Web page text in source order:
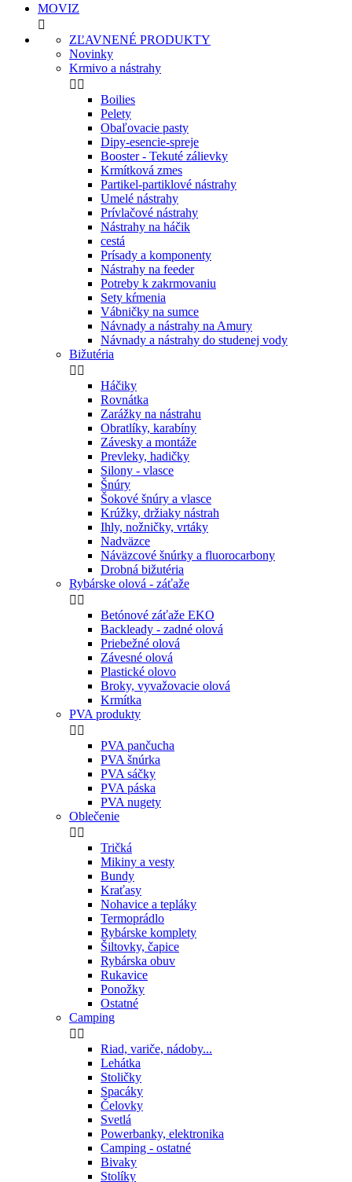
MOVIZ

ZĽAVNENÉ PRODUKTY
Novinky
Krmivo a nástrahy
 
Boilies
Pelety
Obaľovacie pasty
Dipy-esencie-spreje
Booster - Tekuté zálievky
Krmítková zmes
Partikel-partiklové nástrahy
Umelé nástrahy
Prívlačové nástrahy
Nástrahy na háčik
cestá
Prísady a komponenty
Nástrahy na feeder
Potreby k zakrmovaniu
Sety kŕmenia
Vábničky na sumce
Návnady a nástrahy na Amury
Návnady a nástrahy do studenej vody
Bižutéria
 
Háčiky
Rovnátka
Zarážky na nástrahu
Obratlíky, karabíny
Závesky a montáže
Prevleky, hadičky
Silony - vlasce
Šnúry
Šokové šnúry a vlasce
Krúžky, držiaky nástrah
Ihly, nožničky, vrtáky
Nadväzce
Náväzcové šnúrky a fluorocarbony
Drobná bižutéria
Rybárske olová - záťaže
 
Betónové záťaže EKO
Backleady - zadné olová
Priebežné olová
Závesné olová
Plastické olovo
Broky, vyvažovacie olová
Krmítka
PVA produkty
 
PVA pančucha
PVA šnúrka
PVA sáčky
PVA páska
PVA nugety
Oblečenie
 
Tričká
Mikiny a vesty
Bundy
Kraťasy
Nohavice a tepláky
Termoprádlo
Rybárske komplety
Šiltovky, čapice
Rybárska obuv
Rukavice
Ponožky
Ostatné
Camping
 
Riad, variče, nádoby...
Lehátka
Stoličky
Spacáky
Čelovky
Svetlá
Powerbanky, elektronika
Camping - ostatné
Bivaky
Stolíky